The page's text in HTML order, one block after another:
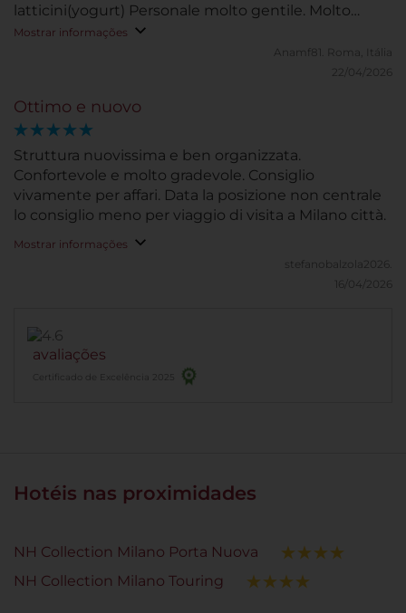
latticini(yogurt) Personale molto gentile. Molto
curato nella pulizia
Mostrar informações
Anamf81.
Roma, Itália
22/04/2026
Ottimo e nuovo
Struttura nuovissima e ben organizzata.
Confortevole e molto gradevole. Consiglio
vivamente per affari. Data la posizione non centrale
lo consiglio meno per viaggio di visita a Milano città.
Mostrar informações
stefanobalzola2026.
16/04/2026
avaliações
Certificado de Excelência 2025
Hotéis nas proximidades
NH Collection Milano Porta Nuova
NH Collection Milano Touring